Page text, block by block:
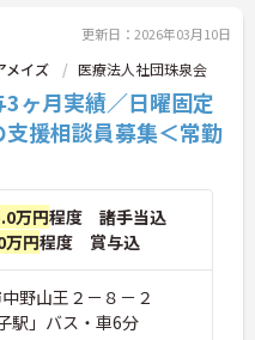
更新日：2026年03月10日
メイズ 医療法人社団珠泉会
3ヶ月実績／日曜固定
援相談員募集＜常勤
万円程度 諸手当込
万円程度 賞与込
野山王２－８－２
駅」バス・車6分